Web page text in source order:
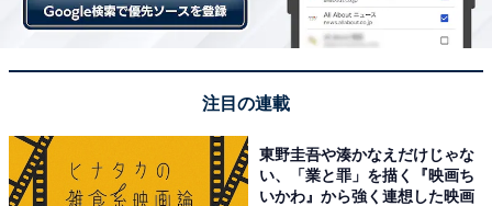
注目の連載
東野圭吾や湊かなえだけじゃな
い、「業と罪」を描く『映画ち
いかわ』から強く連想した映画